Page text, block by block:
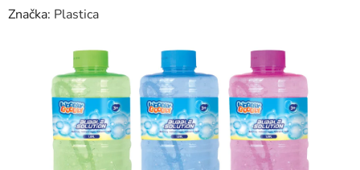
Značka: Plastica